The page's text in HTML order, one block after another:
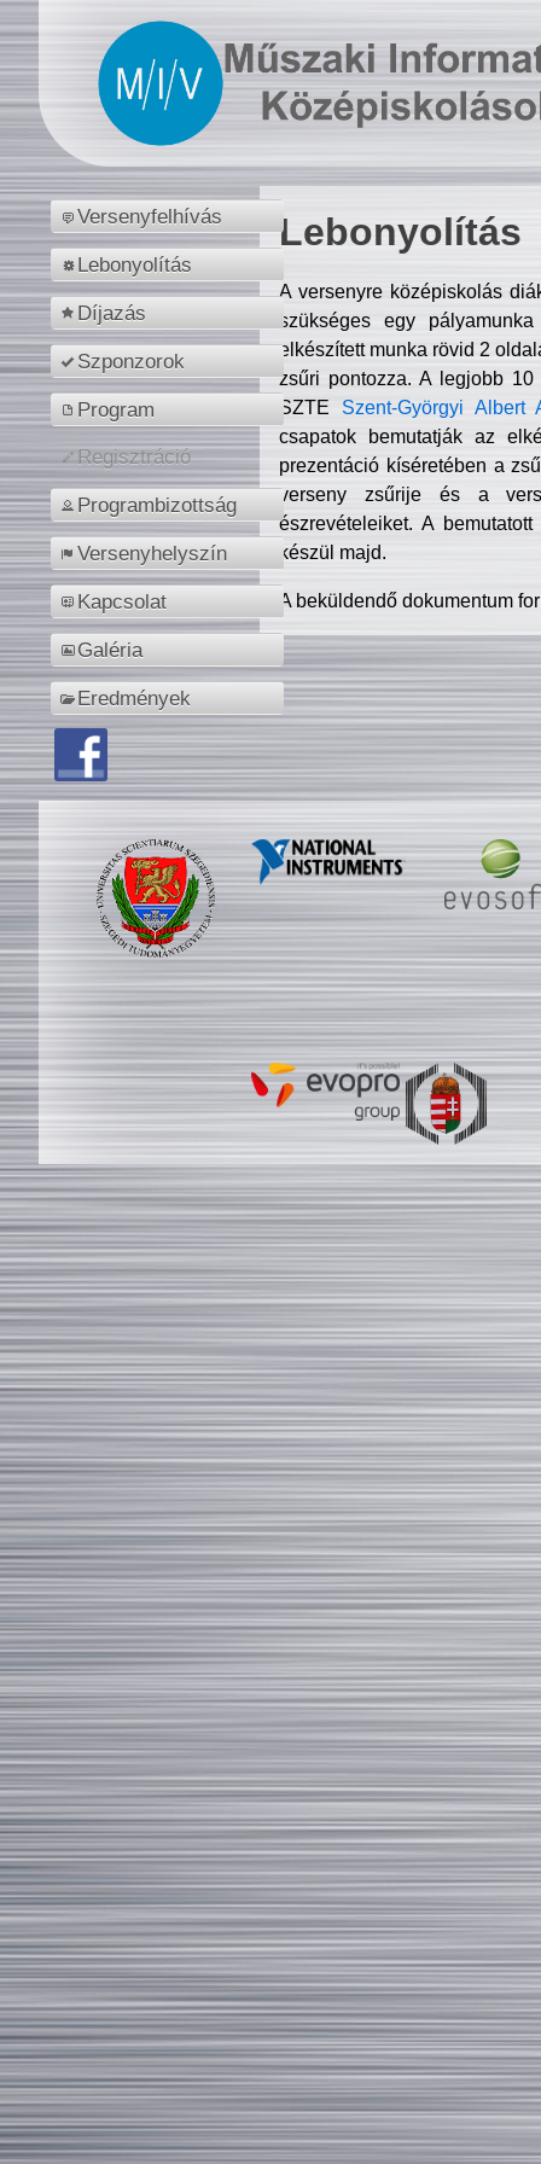
Versenyfelhívás
Lebonyolítás
Díjazás
Szponzorok
Program
Regisztráció
Programbizottság
Versenyhelyszín
Kapcsolat
Galéria
Eredmények
Lebonyolítás
A versenyre középiskolás
szükséges egy
elkészített munka rövid 2
zsűri pontozza. A legjobb
SZTE Szent-Györgyi Albert
csapatok bemutatják az
prezentáció kíséretében a
verseny zsűrije és a
észrevételeiket. A
készül majd.
A beküldendő dokumentum